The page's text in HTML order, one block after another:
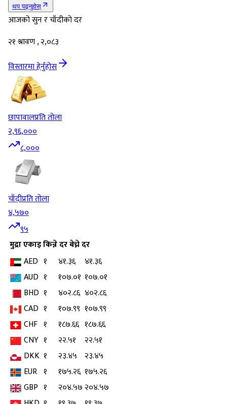
थप पढ्नुहोस्
आजको सुन र चाँदीको दर
२१ श्रावण , २,०८३
विस्तारमा हेर्नुहोस
छापावालप्रति तोला
२,९६,०००
८,०००
चाँदीप्रति तोला
४,५७०
९५
मुद्राएकाइकिन्ने दरबेच्ने दर
AED १ ४१.३६
४१.३६
AUD १ १०७.०१ १०७.०१
BHD १ ४०२.८६ ४०२.८६
CAD १ १०७.९९ १०७.९९
CHF १ १८७.६६ १८७.६६
CNY १ २२.५१
२२.५१
DKK १ २३.४५
२३.४५
EUR १ १७५.२६ १७५.२६
GBP १ २०४.५७ २०४.५७